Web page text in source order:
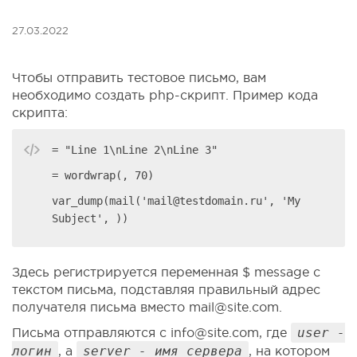
27.03.2022
Чтобы отправить тестовое письмо, вам
необходимо создать php-скрипт. Пример кода
скрипта:
= "Line 1\nLine 2\nLine 3"
= wordwrap(, 70)
var_dump(mail('mail@testdomain.ru', 'My
Subject', ))
Здесь регистрируется переменная $ message с
текстом письма, подставляя правильный адрес
получателя письма вместо mail@site.com.
Письма отправляются с info@site.com, где
user -
логин , а server - имя сервера , на котором